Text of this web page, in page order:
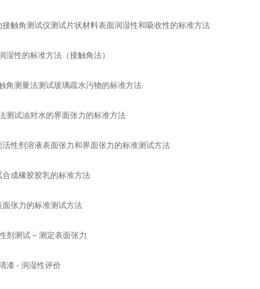
触角测试仪测试片状材料表面润湿性和吸收性的标准方法
性的标准方法（接触角法）
角测量法测试玻璃疏水污物的标准方法
测试油对水的界面张力的标准方法
性剂溶液表面张力和界面张力的标准测试方法
成橡胶胶乳的标准方法
张力的标准测试方法
剂测试 – 测定表面张力
漆 - 润湿性评价